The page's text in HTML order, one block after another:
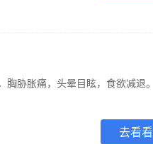
胁胀痛，头晕目眩，食欲减退。
去看看